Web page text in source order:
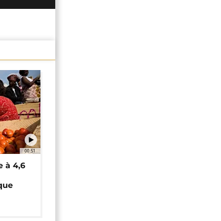
00:51
à 4,6